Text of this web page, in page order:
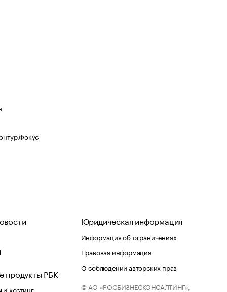
продукты РБК
хостинг
Юридическая информация
Информация об ограничениях
Правовая информация
О соблюдении авторских прав
© АО «РОСБИЗНЕСКОНСАЛТИНГ»,